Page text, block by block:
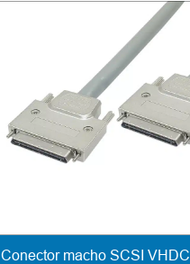
Conector macho SCSI